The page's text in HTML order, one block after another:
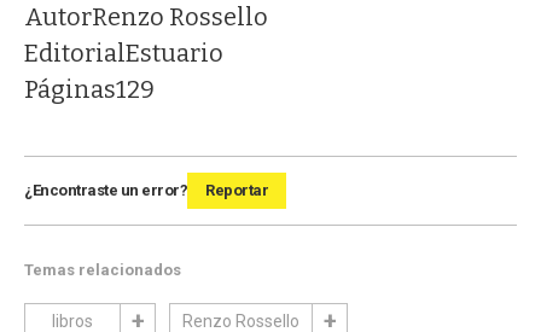
AutorRenzo Rossello
EditorialEstuario
Páginas129
¿Encontraste un error? Reportar
Temas relacionados
libros Renzo Rossello